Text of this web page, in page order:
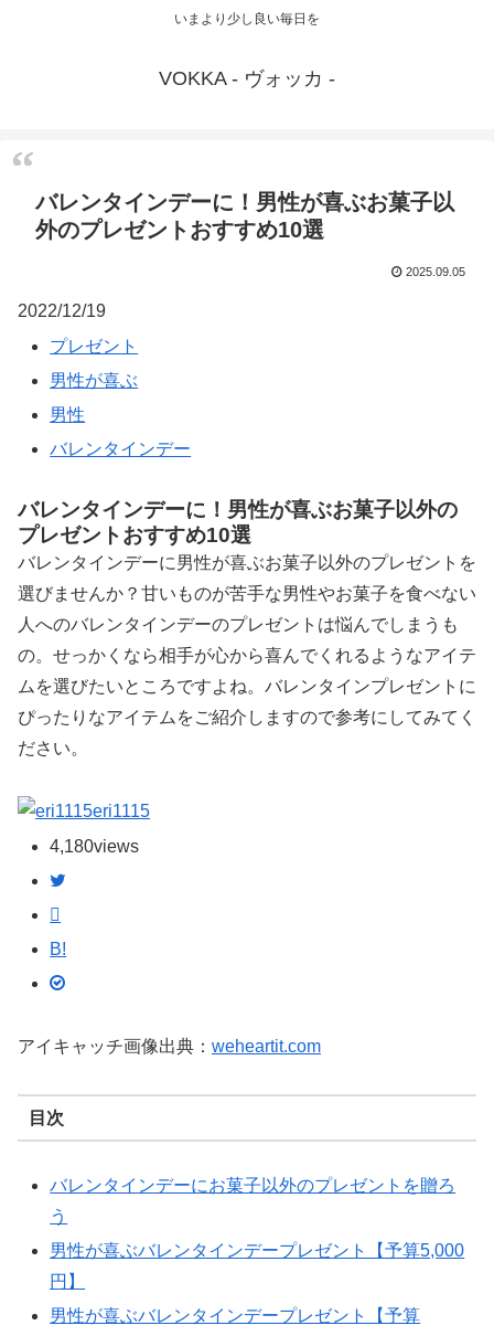
いまより少し良い毎日を
VOKKA - ヴォッカ -
バレンタインデーに！男性が喜ぶお菓子以
外のプレゼントおすすめ10選
2025.09.05
2022/12/19
プレゼント
男性が喜ぶ
男性
バレンタインデー
バレンタインデーに！男性が喜ぶお菓子以外の
プレゼントおすすめ10選
バレンタインデーに男性が喜ぶお菓子以外のプレゼントを
選びませんか？甘いものが苦手な男性やお菓子を食べない
人へのバレンタインデーのプレゼントは悩んでしまうも
の。せっかくなら相手が心から喜んでくれるようなアイテ
ムを選びたいところですよね。バレンタインプレゼントに
ぴったりなアイテムをご紹介しますので参考にしてみてく
ださい。
eri1115
4,180views
B!
アイキャッチ画像出典： weheartit.com
目次
バレンタインデーにお菓子以外のプレゼントを贈ろ
う
男性が喜ぶバレンタインデープレゼント【予算5,000
円】
男性が喜ぶバレンタインデープレゼント【予算